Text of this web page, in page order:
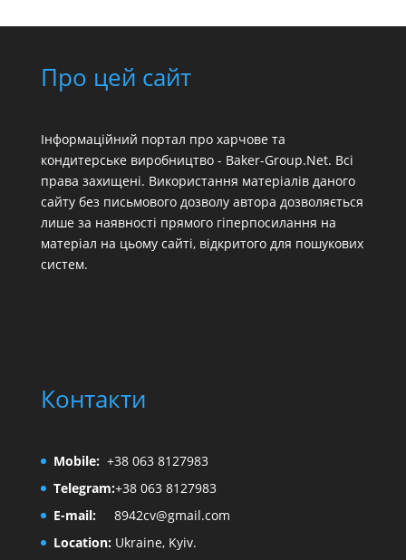
Про цей сайт
Інформаційний портал про харчове та
кондитерське виробництво - Baker-Group.Net. Всі
права захищені. Використання матеріалів даного
сайту без письмового дозволу автора дозволяється
лише за наявності прямого гіперпосилання на
матеріал на цьому сайті, відкритого для пошукових
систем.
Контакти
Mobile: +38 063 8127983
Telegram:+38 063 8127983
E-mail:
8942cv@gmail.com
Location:Ukraine, Kyiv.